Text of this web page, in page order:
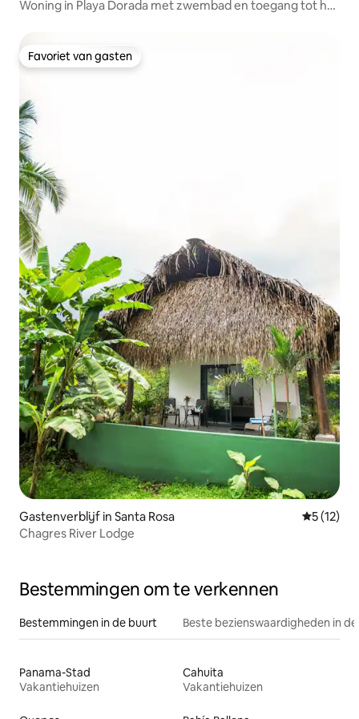
Woning in Playa Dorada met zwembad en toegang tot het
Favoriet van gasten
Favoriet van gasten
Gastenverblijf in Santa Rosa
5 (12)
Chagres River Lodge
Bestemmingen om te verkennen
Bestemmingen in de buurt Beste bezienswaardigheden in
Panama-Stad
Vakantiehuizen
Cahuita
Vakantiehuizen